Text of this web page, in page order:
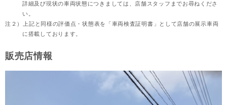
詳細及び現状の車両状態につきましては、店舗スタッフまでお尋ねくださ
い。
注２）
上記と同様の評価点・状態表を「車両検査証明書」として店舗の展示車両
に搭載しております。
販売店情報